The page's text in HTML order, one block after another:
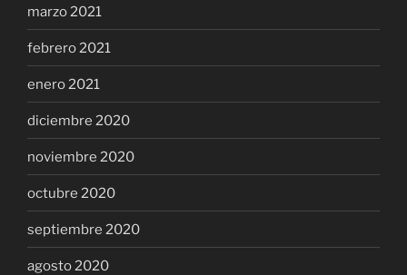
marzo 2021
febrero 2021
enero 2021
diciembre 2020
noviembre 2020
octubre 2020
septiembre 2020
agosto 2020